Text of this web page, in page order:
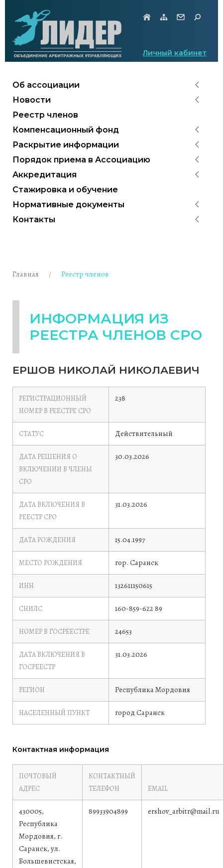
Личный кабинет
Об ассоциации
Новости
Реестр членов
Компенсационный фонд
Раскрытие информации
Порядок приема в Ассоциацию
Аккредитация
Стажировка и обучение
Нормативные документы
Контакты
Главная Реестр членов
ИНФОРМАЦИЯ ИЗ
РЕЕСТРА ЧЛЕНОВ СРО
ЕРШОВ НИКОЛАЙ НИКОЛАЕВИЧ
РЕГИСТРАЦИОННЫЙ
НОМЕР В РЕЕСТРЕ СРО
238
СТАТУС Действительный
ДАТА РЕШЕНИЯ О
ВКЛЮЧЕНИИ В ЧЛЕНЫ
СРО
30.03.2026
ДАТА ВКЛЮЧЕНИЯ В
РЕЕСТР СРО
31.03.2026
ДАТА РОЖДЕНИЯ 15.04.1997
МЕСТО РОЖДЕНИЯ гор. Саранск
ИНН 132611150615
СНИЛС 160-859-622 89
НОМЕР В ГОСРЕЕСТРЕ 24653
ДАТА ВКЛЮЧЕНИЯ В
ГОСРЕЕСТР
31.03.2026
РЕГИОН Республика Мордовия
НАСЕЛЕННЫЙ ПУНКТ город Саранск
Контактная информация
ПОЧТОВЫЙ
АДРЕС
КОНТАКТНЫЙ
ТЕЛЕФОН
EMAIL
430005,
Республика
Мордовия, г.
Саранск, ул.
Большевистская,
89933904899 ershov_arbitr@mail.ru